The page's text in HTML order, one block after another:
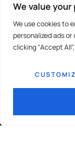
We value your
We use cookies to
personalized ads
clicking "Accept
GRUPA
SP. Z O.O.
UL.